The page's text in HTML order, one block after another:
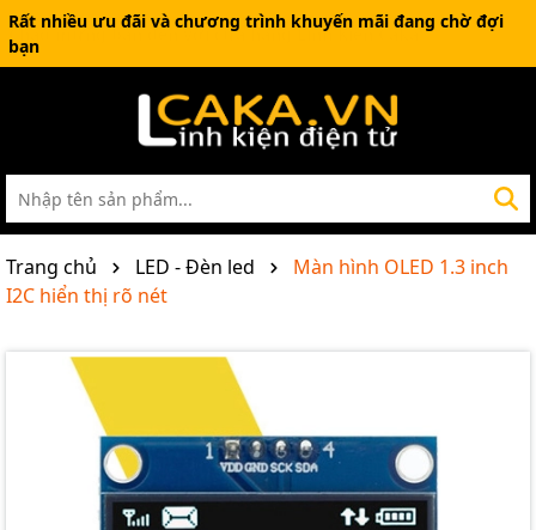
Rất nhiều ưu đãi và chương trình khuyến mãi đang chờ đợi
bạn
Trang chủ LED - Đèn led
Màn hình OLED 1.3 inch
I2C hiển thị rõ nét